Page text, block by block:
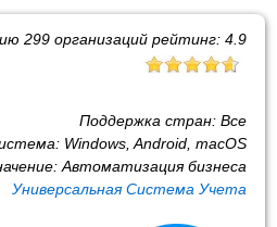
299организаций рейтинг: 4.9
Поддержка стран: Все
Windows, Android, macOS
Автоматизация бизнеса
Универсальная Система Учета